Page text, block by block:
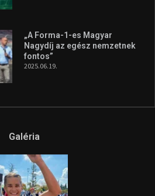
„A Forma-1-es Magyar
Nagydíj az egész nemzetnek
fontos”
2025.06.19.
Galéria